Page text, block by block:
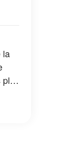
la